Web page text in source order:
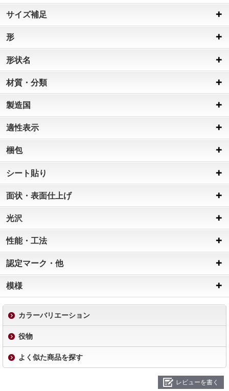
サイズ補足
形
形状名
材質・分類
製造国
適性表示
梱包
シート貼り
面状・表面仕上げ
光沢
性能・工法
認定マーク・他
模様
カラーバリエーション
役物
よく似た商品を探す
レビューを書く